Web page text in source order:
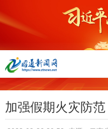
加强假期火灾防